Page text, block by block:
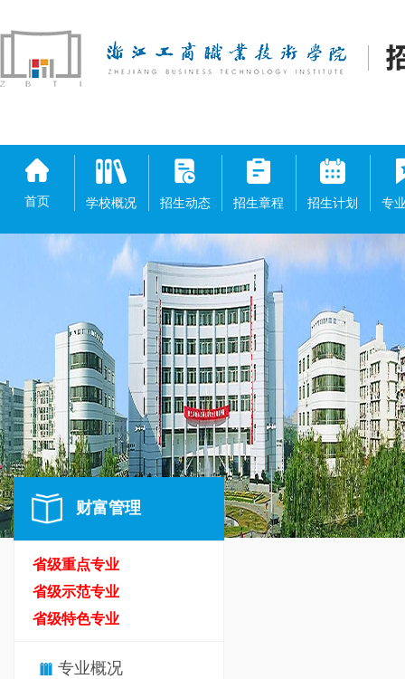
首页 学校概况 招生动态 招生章程 招生计划 专
财富管理
省级重点专业
省级示范专业
省级特色专业
专业概况